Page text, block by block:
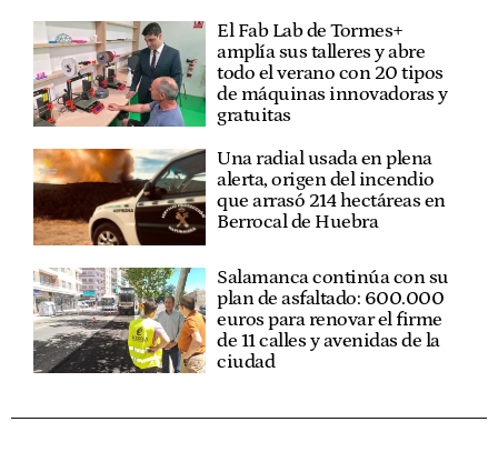
El Fab Lab de Tormes+
amplía sus talleres y abre
todo el verano con 20 tipos
de máquinas innovadoras y
gratuitas
Una radial usada en plena
alerta, origen del incendio
que arrasó 214 hectáreas en
Berrocal de Huebra
Salamanca continúa con su
plan de asfaltado: 600.000
euros para renovar el firme
de 11 calles y avenidas de la
ciudad